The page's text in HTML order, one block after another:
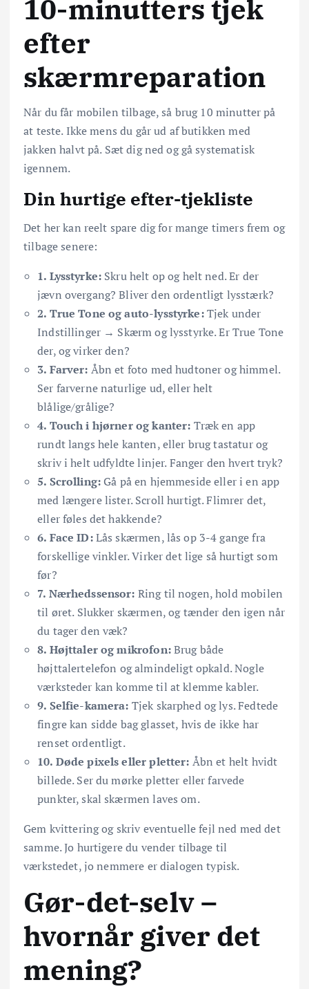
10-minutters tjek
efter
skærmreparation
Når du får mobilen tilbage, så brug 10 minutter på
at teste. Ikke mens du går ud af butikken med
jakken halvt på. Sæt dig ned og gå systematisk
igennem.
Din hurtige efter-tjekliste
Det her kan reelt spare dig for mange timers frem og
tilbage senere:
1. Lysstyrke: Skru helt op og helt ned. Er der
jævn overgang? Bliver den ordentligt lysstærk?
2. True Tone og auto-lysstyrke:Tjek under
Indstillinger → Skærm og lysstyrke. Er True Tone
der, og virker den?
3. Farver: Åbn et foto med hudtoner og himmel.
Ser farverne naturlige ud, eller helt
blålige/grålige?
4. Touch i hjørner og kanter: Træk en app
rundt langs hele kanten, eller brug tastatur og
skriv i helt udfyldte linjer. Fanger den hvert tryk?
5. Scrolling: Gå på en hjemmeside eller i en app
med længere lister. Scroll hurtigt. Flimrer det,
eller føles det hakkende?
6. Face ID:Lås skærmen, lås op 3-4 gange fra
forskellige vinkler. Virker det lige så hurtigt som
før?
7. Nærhedssensor: Ring til nogen, hold mobilen
til øret. Slukker skærmen, og tænder den igen når
du tager den væk?
8. Højttaler og mikrofon:Brug både
højttalertelefon og almindeligt opkald. Nogle
værksteder kan komme til at klemme kabler.
9. Selfie-kamera: Tjek skarphed og lys. Fedtede
fingre kan sidde bag glasset, hvis de ikke har
renset ordentligt.
10. Døde pixels eller pletter: Åbn et helt hvidt
billede. Ser du mørke pletter eller farvede
punkter, skal skærmen laves om.
Gem kvittering og skriv eventuelle fejl ned med det
samme. Jo hurtigere du vender tilbage til
værkstedet, jo nemmere er dialogen typisk.
Gør-det-selv –
hvornår giver det
mening?